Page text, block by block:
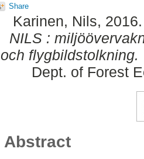
Share
Karinen, Nils,
NILS :
och flygbildstolkning.
Dept. of Forest
Abstract